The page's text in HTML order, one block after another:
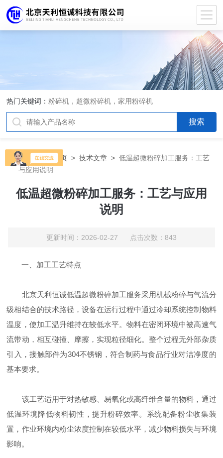
热门关键词：粉碎机，超微粉碎机，家用粉碎机
当前位置：首页 >技术文章 >低温超微粉碎加工服务：工艺
与应用说明
低温超微粉碎加工服务：工艺与应用
说明
更新时间：2026-02-27 点击次数：843
一、加工工艺特点
北京天利恒诚低温超微粉碎加工服务采用机械粉碎与气流分
级相结合的技术路径，设备在运行过程中通过冷却系统控制物料
温度，使加工温升维持在较低水平。物料在密闭环境中被高速气
流带动，相互碰撞、摩擦，实现粒径细化。整个过程无外部杂质
引入，接触部件为304不锈钢，符合制药与食品行业对洁净度的
基本要求。
该工艺适用于对热敏感、易氧化或高纤维含量的物料，通过
低温环境降低物料韧性，提升粉碎效率。系统配备粉尘收集装
置，作业环境内粉尘浓度控制在较低水平，减少物料损失与环境
影响。